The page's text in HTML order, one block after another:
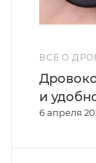
ВСЕ О
6 апреля
и